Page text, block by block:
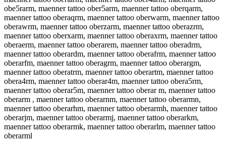
obe5rarm, maenner tattoo ober5arm, maenner tattoo oberqarm,
maenner tattoo oberaqrm, maenner tattoo oberwarm, maenner tattoo
oberawrm, maenner tattoo oberzarm, maenner tattoo oberazrm,
maenner tattoo oberxarm, maenner tattoo oberaxrm, maenner tattoo
oberaerm, maenner tattoo oberarem, maenner tattoo oberadrm,
maenner tattoo oberardm, maenner tattoo oberafrm, maenner tattoo
oberarfm, maenner tattoo oberagrm, maenner tattoo oberargm,
maenner tattoo oberatrm, maenner tattoo oberartm, maenner tattoo
obera4rm, maenner tattoo oberar4m, maenner tattoo obera5rm,
maenner tattoo oberar5m, maenner tattoo oberar m, maenner tattoo
oberarm , maenner tattoo oberarnm, maenner tattoo oberarmn,
maenner tattoo oberarhm, maenner tattoo oberarmh, maenner tattoo
oberarjm, maenner tattoo oberarmj, maenner tattoo oberarkm,
maenner tattoo oberarmk, maenner tattoo oberarlm, maenner tattoo
oberarml